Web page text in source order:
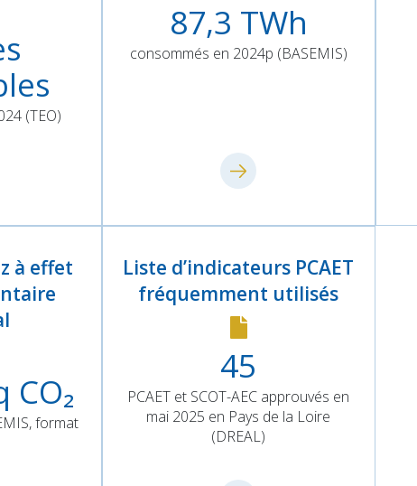
(TEO)
87,3 TWh
consommés en 2024p (BASEMIS)
à effet
CO₂
format
Liste d’indicateurs PCAET
fréquemment utilisés
45
PCAET et SCOT-AEC approuvés en
mai 2025 en Pays de la Loire
(DREAL)